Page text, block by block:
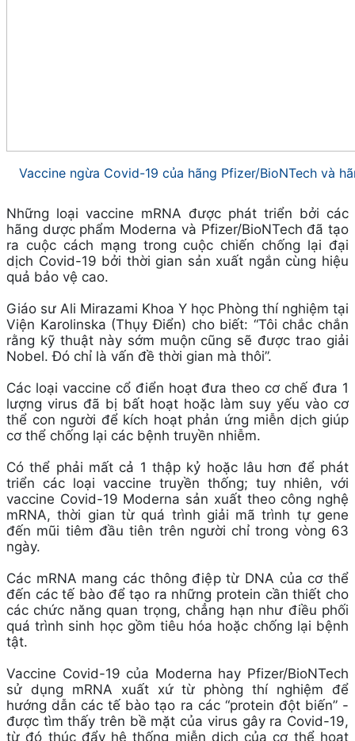
Vaccine ngừa Covid-19 của hãng Pfizer/BioNTech và
Những loại vaccine mRNA được phát triển bởi các
hãng dược phẩm Moderna và Pfizer/BioNTech đã tạo
ra cuộc cách mạng trong cuộc chiến chống lại đại
dịch Covid-19 bởi thời gian sản xuất ngắn cùng hiệu
quả bảo vệ cao.
Giáo sư Ali Mirazami Khoa Y học Phòng thí nghiệm tại
Viện Karolinska (Thụy Điển) cho biết: “Tôi chắc chắn
rằng kỹ thuật này sớm muộn cũng sẽ được trao giải
Nobel. Đó chỉ là vấn đề thời gian mà thôi”.
Các loại vaccine cổ điển hoạt đưa theo cơ chế đưa 1
lượng virus đã bị bất hoạt hoặc làm suy yếu vào cơ
thể con người để kích hoạt phản ứng miễn dịch giúp
cơ thể chống lại các bệnh truyền nhiễm.
Có thể phải mất cả 1 thập kỷ hoặc lâu hơn để phát
triển các loại vaccine truyền thống; tuy nhiên, với
vaccine Covid-19 Moderna sản xuất theo công nghệ
mRNA, thời gian từ quá trình giải mã trình tự gene
đến mũi tiêm đầu tiên trên người chỉ trong vòng 63
ngày.
Các mRNA mang các thông điệp từ DNA của cơ thể
đến các tế bào để tạo ra những protein cần thiết cho
các chức năng quan trọng, chẳng hạn như điều phối
quá trình sinh học gồm tiêu hóa hoặc chống lại bệnh
tật.
Vaccine Covid-19 của Moderna hay Pfizer/BioNTech
sử dụng mRNA xuất xứ từ phòng thí nghiệm để
hướng dẫn các tế bào tạo ra các “protein đột biến” -
được tìm thấy trên bề mặt của virus gây ra Covid-19,
từ đó thúc đẩy hệ thống miễn dịch của cơ thể hoạt